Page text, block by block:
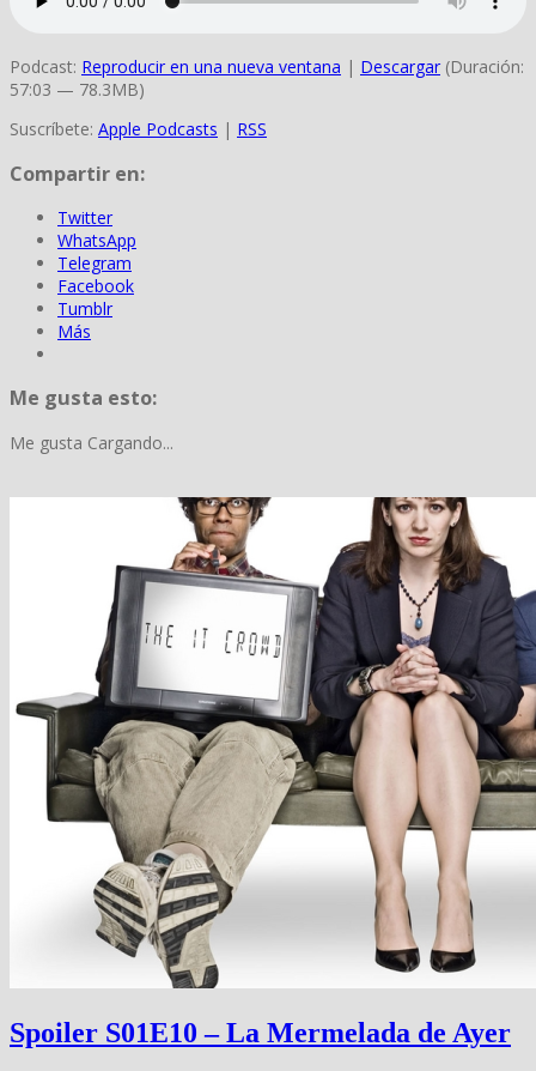
Podcast: Reproducir en una nueva ventana | Descargar (Duración:
57:03 — 78.3MB)
Suscríbete: Apple Podcasts | RSS
Compartir en:
Twitter
WhatsApp
Telegram
Facebook
Tumblr
Más
Me gusta esto:
Me gusta Cargando...
Spoiler S01E10 – La Mermelada de Ayer